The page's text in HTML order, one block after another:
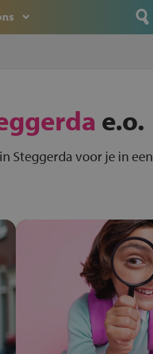
e.o.
Steggerda voor je in een